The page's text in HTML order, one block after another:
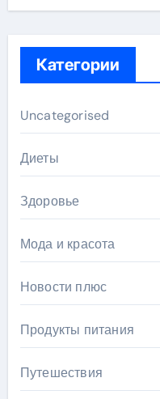
Категории
Uncategorised
Диеты
Здоровье
Мода и красота
Новости плюс
Продукты питания
Путешествия